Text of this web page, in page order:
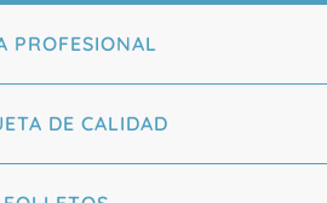
PROFESIONAL
DE CALIDAD